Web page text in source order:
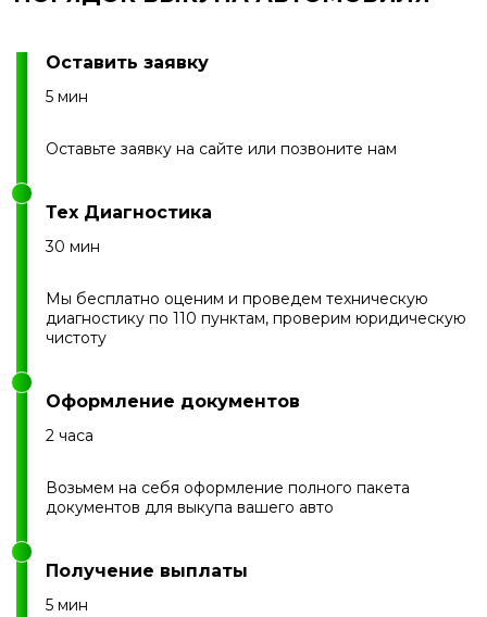
Нальчик
Оставить заявку
5 мин
Оставьте заявку на сайте или позвоните нам
Тех Диагностика
30 мин
Мы бесплатно оценим и проведем техническую
диагностику по 110 пунктам, проверим юридическую
чистоту
Оформление документов
2 часа
Возьмем на себя оформление полного пакета
документов для выкупа вашего авто
Получение выплаты
5 мин